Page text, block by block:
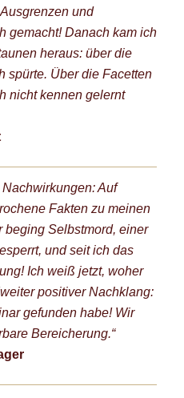
und
gemacht! Danach kam ich
heraus: über die
spürte. Über die Facetten
nicht kennen gelernt
Auf
Fakten zu meinen
beging Selbstmord, einer
und seit ich das
Ich weiß jetzt, woher
positiver Nachklang:
gefunden habe! Wir
Bereicherung.“